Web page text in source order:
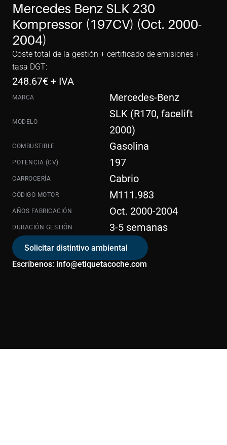
Mercedes Benz SLK 230
Kompressor (197CV) (Oct. 2000-
2004)
Coste total de la gestión + certificado de emisiones +
tasa DGT:
248.67€ + IVA
MARCA Mercedes-Benz
MODELO
SLK (R170, facelift
2000)
COMBUSTIBLE Gasolina
POTENCIA (CV) 197
CARROCERÍA Cabrio
CÓDIGO MOTOR M111.983
AÑOS FABRICACIÓN Oct. 2000-2004
DURACIÓN GESTIÓN 3-5 semanas
Solicitar distintivo ambiental
Escríbenos: info@etiquetacoche.com